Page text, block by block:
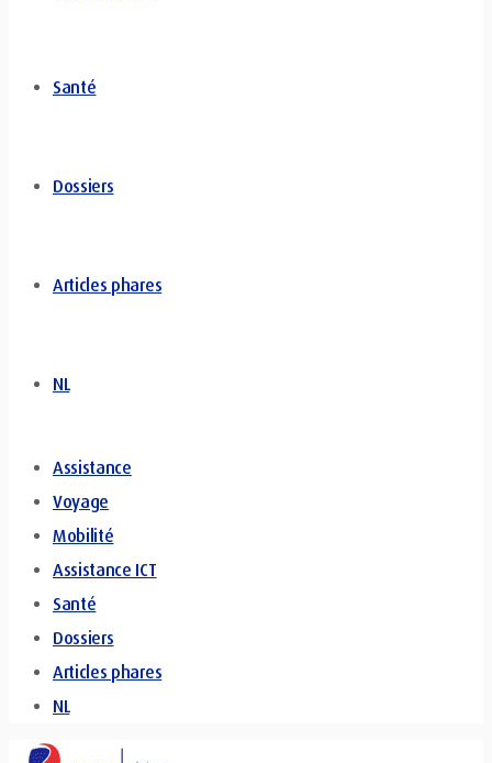
Santé
Dossiers
Articles phares
NL
Assistance
Voyage
Mobilité
Assistance ICT
Santé
Dossiers
Articles phares
NL